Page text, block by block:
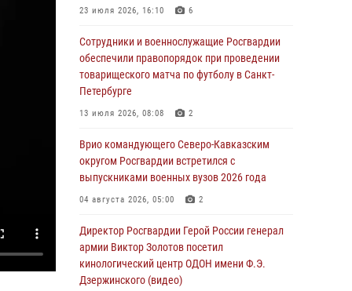
06 августа 2026, 10:30
Охрану общественного порядка и
безопасность на футбольном матче в Москве
обеспечила Росгвардия (видео)
06 августа 2026, 10:13
запрещенных веществ задержаны в
Дагестане при силовой поддержке
Росгвардии
06 августа 2026, 09:00
В Югре при силовой поддержке ОМОН
Росгвардии задержаны подозреваемые в
страховом мошенничестве
06 августа 2026, 08:56
23 июля 2026, 16:10 6
Сотрудники и военнослужащие Росгвардии
обеспечили правопорядок при проведении
товарищеского матча по футболу в Санкт-
Петербурге
13 июля 2026, 08:08 2
Врио командующего Северо-Кавказским
округом Росгвардии встретился с
выпускниками военных вузов 2026 года
04 августа 2026, 05:00 2
Директор Росгвардии Герой России генерал
армии Виктор Золотов посетил
кинологический центр ОДОН имени Ф.Э.
Дзержинского (видео)